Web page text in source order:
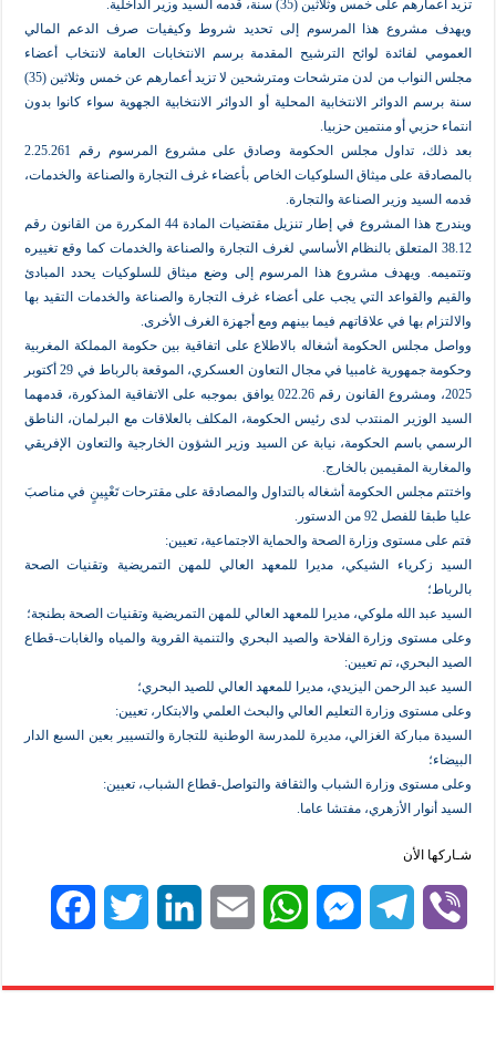
وثلاثين (35) سنة، قدمه السيد وزير الداخلية.
هذا المرسوم إلى تحديد شروط وكيفيات صرف الدعم المالي
لوائح الترشيح المقدمة برسم الانتخابات العامة لانتخاب أعضاء
مجلس النواب من لدن مترشحات ومترشحين لا تزيد أعمارهم عن خمس وثلاثين (35)
الانتخابية المحلية أو الدوائر الانتخابية الجهوية سواء كانوا بدون
أو منتمين حزبيا.
بعد ذلك، تداول مجلس الحكومة وصادق على مشروع المرسوم رقم 2.25.261
على ميثاق السلوكيات الخاص بأعضاء غرف التجارة والصناعة والخدمات،
وزير الصناعة والتجارة.
ويندرج هذا المشروع في إطار تنزيل مقتضيات المادة 44 المكررة من القانون رقم
المتعلق بالنظام الأساسي لغرف التجارة والصناعة والخدمات كما وقع تغييره
ويهدف مشروع هذا المرسوم إلى وضع ميثاق للسلوكيات يحدد المبادئ
التي يجب على أعضاء غرف التجارة والصناعة والخدمات التقيد بها
بها في علاقاتهم فيما بينهم ومع أجهزة الغرف الأخرى.
الحكومة أشغاله بالاطلاع على اتفاقية بين حكومة المملكة المغربية
وحكومة جمهورية غامبيا في مجال التعاون العسكري، الموقعة بالرباط في 29 أكتوبر
2025، ومشروع القانون رقم 022.26 يوافق بموجبه على الاتفاقية المذكورة، قدمهما
المنتدب لدى رئيس الحكومة، المكلف بالعلاقات مع البرلمان، الناطق
الحكومة، نيابة عن السيد وزير الشؤون الخارجية والتعاون الإفريقي
المقيمين بالخارج.
الحكومة أشغاله بالتداول والمصادقة على مقترحات تَعْيِينٍ في مناصبَ
من الدستور.
وزارة الصحة والحماية الاجتماعية، تعيين:
الشيكي، مديرا للمعهد العالي للمهن التمريضية وتقنيات الصحة
الله ملوكي، مديرا للمعهد العالي للمهن التمريضية وتقنيات الصحة بطنجة؛
وزارة الفلاحة والصيد البحري والتنمية القروية والمياه والغابات-قطاع
تم تعيين:
الرحمن اليزيدي، مديرا للمعهد العالي للصيد البحري؛
وزارة التعليم العالي والبحث العلمي والابتكار، تعيين:
الغزالي، مديرة للمدرسة الوطنية للتجارة والتسيير بعين السبع الدار
وزارة الشباب والثقافة والتواصل-قطاع الشباب، تعيين:
الأزهري، مفتشا عاما.
b
T
l
M
s
W
a
E
a
L
n
T
i
F
c